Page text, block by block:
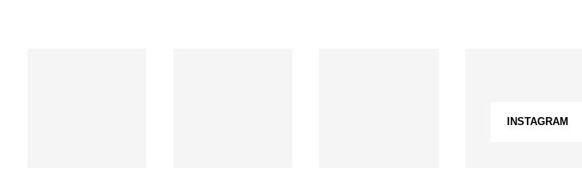
INSTAGRAM